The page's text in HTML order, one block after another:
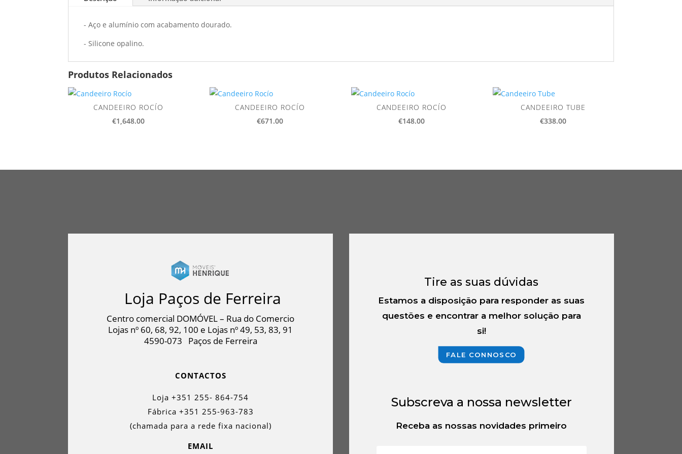
- Aço e alumínio com acabamento dourado.
- Silicone opalino.
Produtos Relacionados
CANDEEIRO ROCÍO
€1,648.00
CANDEEIRO ROCÍO
€671.00
CANDEEIRO ROCÍO
€148.00
CANDEEIRO TUBE
€338.00
Loja Paços de Ferreira
Centro comercial DOMÓVEL – Rua do Comercio
Lojas nº 60, 68, 92, 100 e Lojas nº 49, 53, 83, 91
4590-073 Paços de Ferreira
CONTACTOS
Loja +351 255- 864-754
Fábrica +351 255-963-783
(chamada para a rede fixa nacional)
EMAIL
Tire as suas dúvidas
Estamos a disposição para responder as suas
questões e encontrar a melhor solução para
si!
FALE CONNOSCO
Subscreva a nossa newsletter
Receba as nossas novidades primeiro